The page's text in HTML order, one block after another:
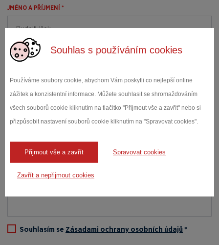
Souhlas s používáním cookies
Používáme soubory cookie, abychom Vám poskytli co nejlepší online
zážitek a konzistentní informace. Můžete souhlasit se shromažďováním
všech souborů cookie kliknutím na tlačítko "Přijmout vše a zavřít" nebo si
přizpůsobit nastavení souborů cookie kliknutím na "Spravovat cookies".
Přijmout vše a zavřít Spravovat cookies
Zavřít a nepřijmout cookies
JMÉNO A PŘÍJMENÍ *
E-MAIL *
ZPRÁVA *
Souhlasím se Zásadami ochrany osobních údajů *